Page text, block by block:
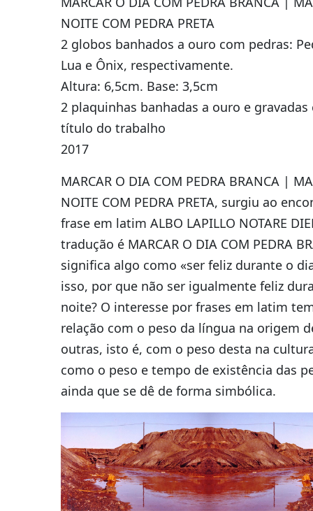
NOITE COM PEDRA PRETA
2 globos banhados a ouro com pedras:
Lua e Ônix, respectivamente.
Altura: 6,5cm. Base: 3,5cm
2 plaquinhas banhadas a ouro e gravadas
título do trabalho
2017
MARCAR O DIA COM PEDRA BRANCA |
NOITE COM PEDRA PRETA, surgiu ao
frase em latim ALBO LAPILLO NOTARE
tradução é MARCAR O DIA COM PEDRA
significa algo como «ser feliz durante o
isso, por que não ser igualmente feliz
noite? O interesse por frases em latim
relação com o peso da língua na origem
outras, isto é, com o peso desta na
como o peso e tempo de existência das
ainda que se dê de forma simbólica.